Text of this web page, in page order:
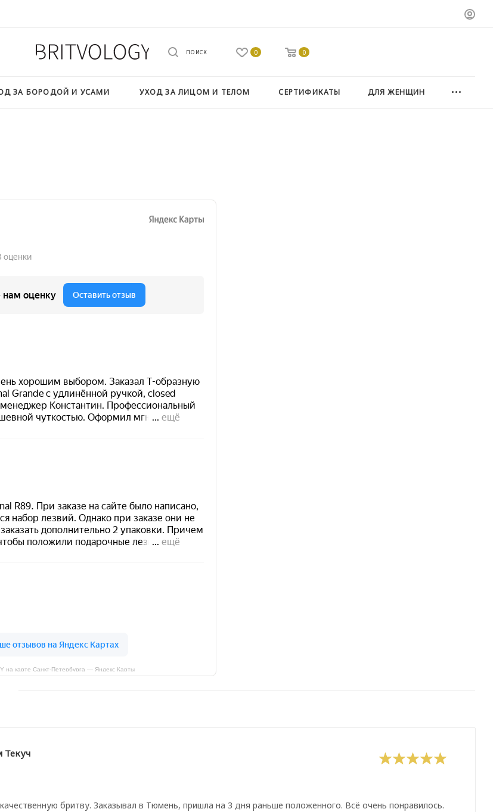
ПОИСК 0 0
ЗА БОРОДОЙ И УСАМИ УХОД ЗА ЛИЦОМ И ТЕЛОМ СЕРТИФИКАТЫ ДЛЯ ЖЕНЩИН
на карте Санкт‑Петербурга — Яндекс Карты
Текуч
бритву. Заказывал в Тюмень, пришла на 3 дня раньше положенного. Всё очень понравилось.